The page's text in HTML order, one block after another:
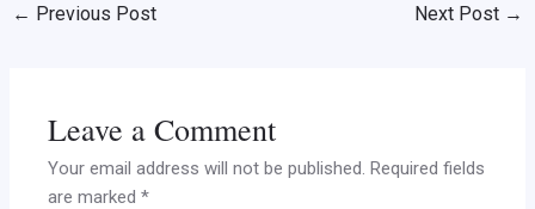
← Previous Post Next Post →
Leave a Comment
Your email address will not be published. Required fields
are marked*